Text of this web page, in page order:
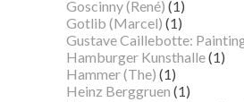
Goscinny (René) (1)
Gotlib (Marcel) (1)
Gustave Caillebotte:
Hamburger Kunsthalle(1)
Hammer (The) (1)
Heinz Berggruen (1)